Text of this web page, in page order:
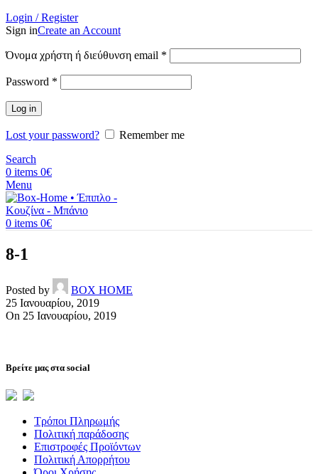
Login / Register
Sign inCreate an Account
Όνομα χρήστη ή διεύθυνση email *
Password *
Log in
Lost your password?
Remember me
Search
0 items 0€
Menu
0 items 0€
8-1
Posted by
BOX HOME
25 Ιανουαρίου, 2019
On 25 Ιανουαρίου, 2019
Βρείτε μας στα social
Τρόποι Πληρωμής
Πολιτική παράδοσης
Επιστροφές Προϊόντων
Πολιτική Απορρήτου